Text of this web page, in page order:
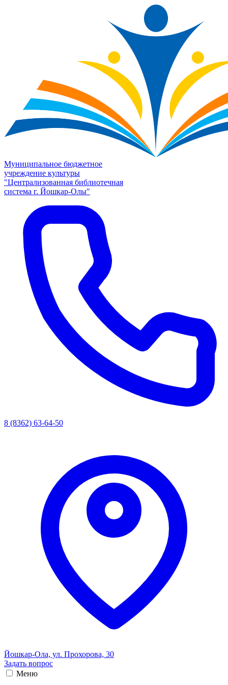
Муниципальное бюджетное
учреждение культуры
"Централизованная библиотечная
система г. Йошкар-Олы"
8 (8362) 63-64-50
Йошкар-Ола, ул. Прохорова, 30
Задать вопрос
Меню